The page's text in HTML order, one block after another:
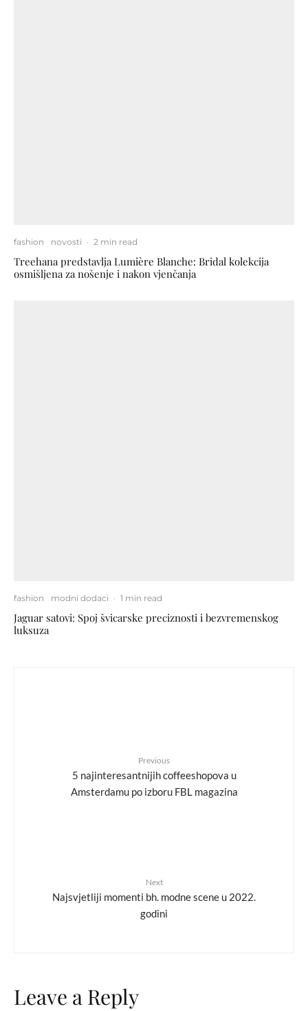
fashion novosti · 2 min read
Treehana predstavlja Lumière Blanche: Bridal kolekcija
osmišljena za nošenje i nakon vjenčanja
fashion modni dodaci · 1 min read
Jaguar satovi: Spoj švicarske preciznosti i bezvremenskog
luksuza
Previous
5 najinteresantnijih coffeeshopova u
Amsterdamu po izboru FBL magazina
Next
Najsvjetliji momenti bh. modne scene u 2022.
godini
Leave a Reply